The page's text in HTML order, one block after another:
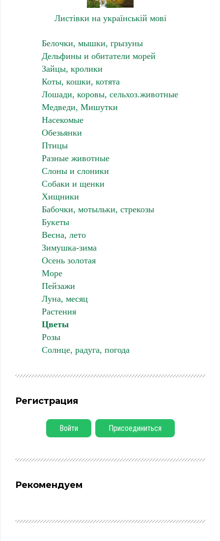
Листівки на українській мові
Белочки, мышки, грызуны
Дельфины и обитатели морей
Зайцы, кролики
Коты, кошки, котята
Лошади, коровы, сельхоз.животные
Медведи, Мишутки
Насекомые
Обезьянки
Птицы
Разные животные
Слоны и слоники
Собаки и щенки
Хищники
Бабочки, мотыльки, стрекозы
Букеты
Весна, лето
Зимушка-зима
Осень золотая
Море
Пейзажи
Луна, месяц
Растения
Цветы
Розы
Солнце, радуга, погода
Регистрация
Войти Присоединиться
Рекомендуем